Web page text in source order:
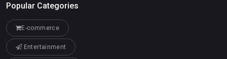
Popular Categories
E-commerce
Entertainment